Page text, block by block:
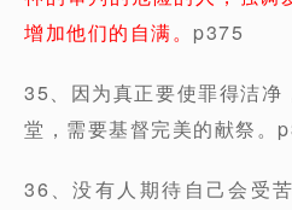
增加他们的自满。 p375
35、因为真正要使罪得洁净
堂，需要基督完美的献祭。
36、没有人期待自己会受